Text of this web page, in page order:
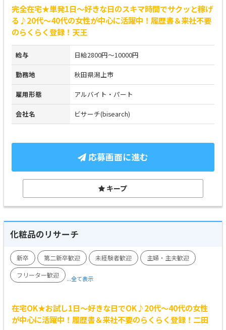
完全在宅★単発1日～好きな日のスキマ時間でサクッと稼げ
る♪20代～40代の女性が中心に活躍中！履歴書＆来社不要
のらくらく登録！天王
給与 日給2800円～10000円
勤務地 秋田県潟上市
雇用形態 アルバイト・パート
会社名 ビサーチ(bisearch)
応募画面に進む
キープ
化粧品のリサーチ
新卒 第二新卒歓迎 未経験者歓迎
主婦・主夫歓迎
フリーター歓迎
...全て表示
在宅OK★お試し1日～好きな日でOK♪20代～40代の女性
が中心に活躍中！履歴書＆来社不要のらくらく登録！二田